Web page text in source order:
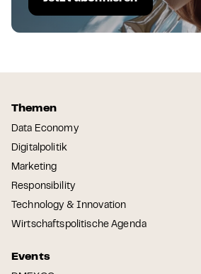
Themen
Data Economy
Digitalpolitik
Marketing
Responsibility
Technology & Innovation
Wirtschaftspolitische Agenda
Events